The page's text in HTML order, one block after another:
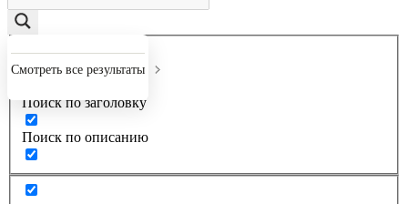
Смотреть все результаты
Точное совпадение
Поиск по заголовку
Поиск по описанию